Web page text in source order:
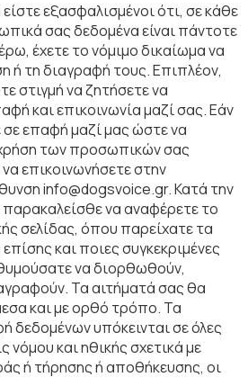
εξασφαλισμένοι ότι, σε κάθε
σας δεδομένα είναι πάντοτε
έχετε το νόμιμο δικαίωμα να
ή τη διαγραφή τους. Επιπλέον,
στιγμή να ζητήσετε να
και επικοινωνία μαζί σας. Εάν
σε επαφή μαζί μας ώστε να
των προσωπικών σας
επικοινωνήσετε στην
info@dogsvoice.gr. Κατά την
παρακαλείσθε να αναφέρετε το
σελίδας, όπου παρείχατε τα
και ποιες συγκεκριμένες
να διορθωθούν,
Τα αιτήματά σας θα
και με ορθό τρόπο. Τα
δεδομένων υπόκεινται σε όλες
νόμου και ηθικής σχετικά με
ή τήρησης ή αποθήκευσης, οι